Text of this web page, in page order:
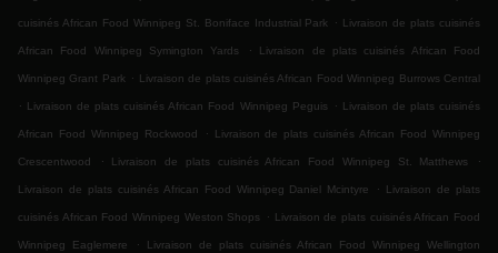
cuisinés African Food Winnipeg St. Boniface Industrial Park . Livraison de plats cuisinés
African Food Winnipeg Symington Yards . Livraison de plats cuisinés African Food
Winnipeg Grant Park . Livraison de plats cuisinés African Food Winnipeg Burrows Central
. Livraison de plats cuisinés African Food Winnipeg Peguis . Livraison de plats cuisinés
African Food Winnipeg Rockwood . Livraison de plats cuisinés African Food Winnipeg
Crescentwood . Livraison de plats cuisinés African Food Winnipeg St. Matthews .
Livraison de plats cuisinés African Food Winnipeg Daniel Mcintyre . Livraison de plats
cuisinés African Food Winnipeg Weston Shops . Livraison de plats cuisinés African Food
Winnipeg Eaglemere . Livraison de plats cuisinés African Food Winnipeg Wellington